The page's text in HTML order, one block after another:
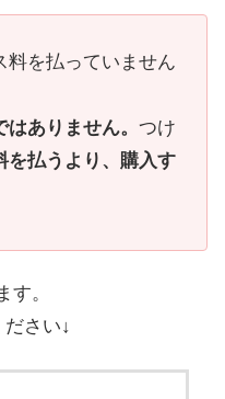
料を払っていません
ありません。 つけ
を払うより、購入す
す。
さい↓